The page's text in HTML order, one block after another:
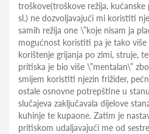
troškove(troškove režija,
sl.) ne dozvoljavajući mi koristiti
samih režija one \”koje nisam ja
mogućnost koristiti pa je tako više
korištenje grijanja po zimi, struje,
pritiska je bio više \”mentalan\”
smijem koristiti njezin frižider,
ostale osnovne potrepštine u
slučajeva zaključavala dijelove
kuhinje te kupaone. Zatim je
pritiskom udaljavajući me od